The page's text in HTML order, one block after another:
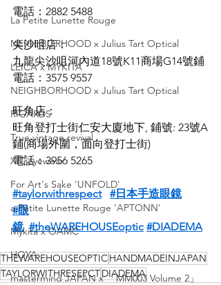
La Petite Lunette Rouge
NEIGHBORHOOD x Julius Tart Optical
LEICA x MYKITA
NEIGHBORHOOD x Julius Tart Optical
RIGARDS
True vintage revival
XIT eyewear
For Art's Sake 'UNFOLD'
a Petite Lunette Rouge 'APTONN'
Mykita x OAMC
HOYA
mastermind JAPAN x 「MM003 Volume 2」
電話：2882 5488
尖沙咀店：
九龍尖沙咀河內道18號K11商場G14號鋪
電話：3575 9557
旺角店：
旺角登打士街仁安大廈地下, 鋪號: 23號A
鋪(商場外圍，面向登打士街)
電話：3956 5265
#taylorwithrespect
#日本手造眼鏡
#眼
鏡 #theWAREHOUSEoptic #DIADEMA
THEWAREHOUSEOPTICHANDMADEINJAPAN
TAYLORWITHRESEPCTDIADEMA